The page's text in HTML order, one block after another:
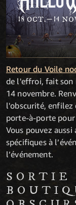
Retour du Voile
de l'effroi, fait son
14 novembre.
l'obscurité, enfilez
porte-à-porte pour
Vous pouvez
spécifiques à
l’événement.
SORTIE